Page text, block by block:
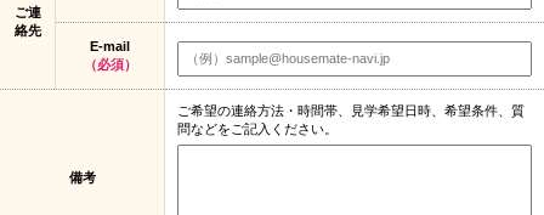
ご連
絡先
E-mail
（必須）
備考
ご希望の連絡方法・時間帯、見学希望日時、希望条件、質
問などをご記入ください。